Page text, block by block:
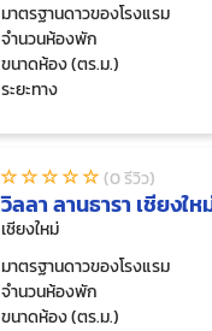
มาตรฐานดาวของโรงแรม
จำนวนห้องพัก
ขนาดห้อง (ตร.ม.)
ระยะทาง
(0 รีวิว)
วิลลา ลานธารา เชียงให
เชียงใหม่
มาตรฐานดาวของโรงแรม
จำนวนห้องพัก
ขนาดห้อง (ตร.ม.)